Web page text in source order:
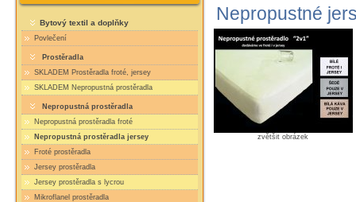
Bytový textil a doplňky
Povlečení
Prostěradla
SKLADEM Prostěradla froté, jersey
SKLADEM Nepropustná prostěradla
Nepropustná prostěradla
Nepropustná prostěradla froté
Nepropustná prostěradla jersey
Froté prostěradla
Jersey prostěradla
Jersey prostěradla s lycrou
Mikroflanel prostěradla
Nepropustné
zvětšit obrázek